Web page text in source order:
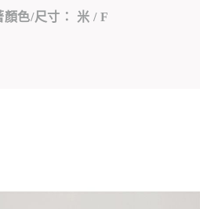
顏色/尺寸： 米 / F